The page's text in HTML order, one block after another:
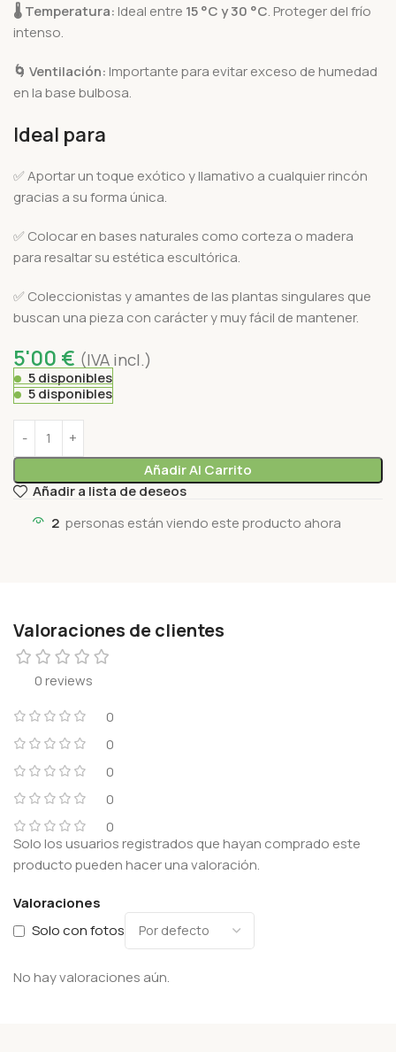
🌡️Temperatura: Ideal entre 15 °C y 30 °C. Proteger del frío
intenso.
🌀 Ventilación: Importante para evitar exceso de humedad
en la base bulbosa.
Ideal para
✅ Aportar un toque exótico y llamativo a cualquier rincón
gracias a su forma única.
✅ Colocar en bases naturales como corteza o madera
para resaltar su estética escultórica.
✅ Coleccionistas y amantes de las plantas singulares que
buscan una pieza con carácter y muy fácil de mantener.
5'00 € (IVA incl.)
5 disponibles
5 disponibles
Añadir Al Carrito
Añadir a lista de deseos
2 personas están viendo este producto ahora
Valoraciones de clientes
0 reviews
0
0
0
0
0
Valoraciones
Solo con fotos
No hay valoraciones aún.
Solo los usuarios registrados que hayan comprado este
producto pueden hacer una valoración.